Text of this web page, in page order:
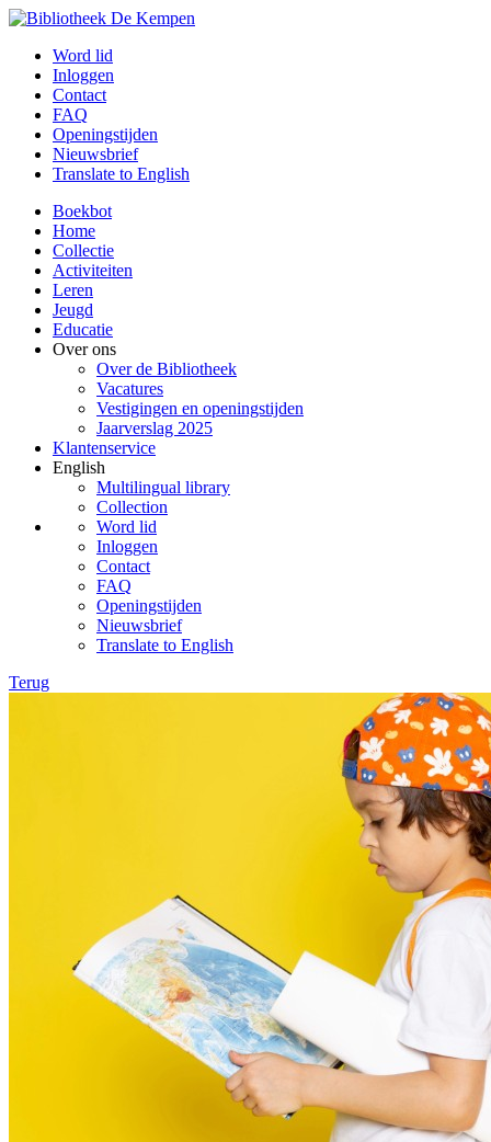
Word lid
Inloggen
Contact
FAQ
Openingstijden
Nieuwsbrief
Translate to English
Boekbot
Home
Collectie
Activiteiten
Leren
Jeugd
Educatie
Over ons
Over de Bibliotheek
Vacatures
Vestigingen en openingstijden
Jaarverslag 2025
Klantenservice
English
Multilingual library
Collection
Word lid
Inloggen
Contact
FAQ
Openingstijden
Nieuwsbrief
Translate to English
Terug